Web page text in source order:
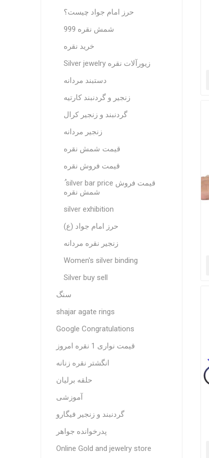
حرز امام جواد چیست؟
شمش نقره 999
خرید نقره
Silver jewelry زیورآلات نقره
دستبند مردانه
زنجیر و گردنبند کارتیه
گردنبند و زنجیر کرال
زنجیر مردانه
قیمت شمش نقره
قیمت فروش نقره
ُ silver bar price قیمت فروش
شمش نقره
silver exhibition
حرز امام جواد (ع)
زنجیر نقره مردانه
Women's silver binding
Silver buy sell
سنگ
shajar agate rings
Google Congratulations
قیمت نواری 1 نقره امروز
انگشتر نقره زنانه
حلقه برلیان
آموزشی
گردنبند و زنجیر فیگارو
پدرخوانده جواهر
Online Gold and jewelry store